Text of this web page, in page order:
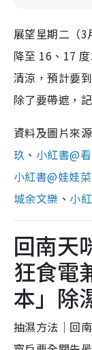
展望星期二（
降至 16、17
清涼，預計要
除了要帶遮，
資料及圖片來源
玖 、 小紅書@
小紅書@娃娃
城余文樂 、 小
回南天
狂食電
本」除
抽濕方法｜回